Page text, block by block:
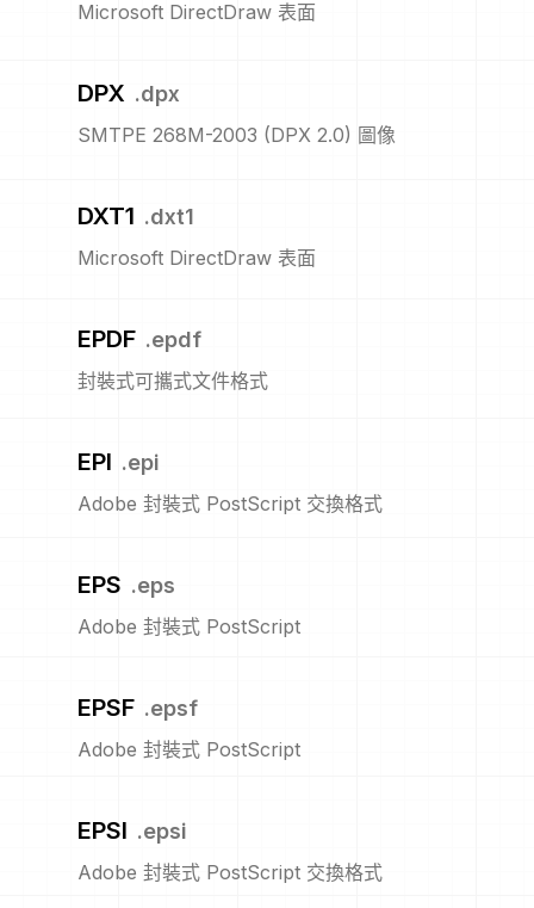
Microsoft DirectDraw 表面
DPX .dpx
SMTPE 268M-2003 (DPX 2.0) 圖像
DXT1 .dxt1
Microsoft DirectDraw 表面
EPDF .epdf
封裝式可攜式文件格式
EPI .epi
Adobe 封裝式 PostScript 交換格式
EPS .eps
Adobe 封裝式 PostScript
EPSF .epsf
Adobe 封裝式 PostScript
EPSI .epsi
Adobe 封裝式 PostScript 交換格式